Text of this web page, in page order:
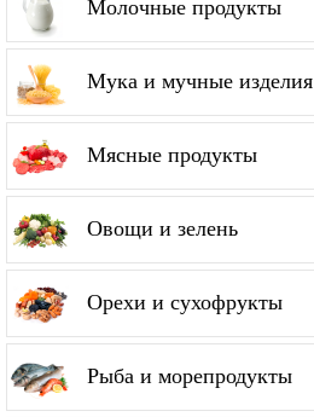
Молочные продукты
Мука и мучные изделия
Мясные продукты
Овощи и зелень
Орехи и сухофрукты
Рыба и морепродукты